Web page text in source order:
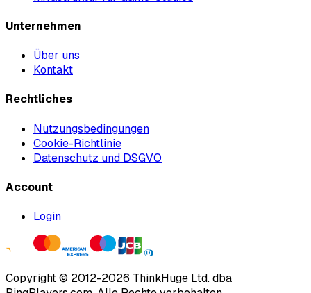
Unternehmen
Über uns
Kontakt
Rechtliches
Nutzungsbedingungen
Cookie-Richtlinie
Datenschutz und DSGVO
Account
Login
Copyright © 2012-2026 ThinkHuge Ltd.dba